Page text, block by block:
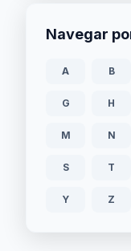
Navegar
A B
G H
M N
S T
Y Z